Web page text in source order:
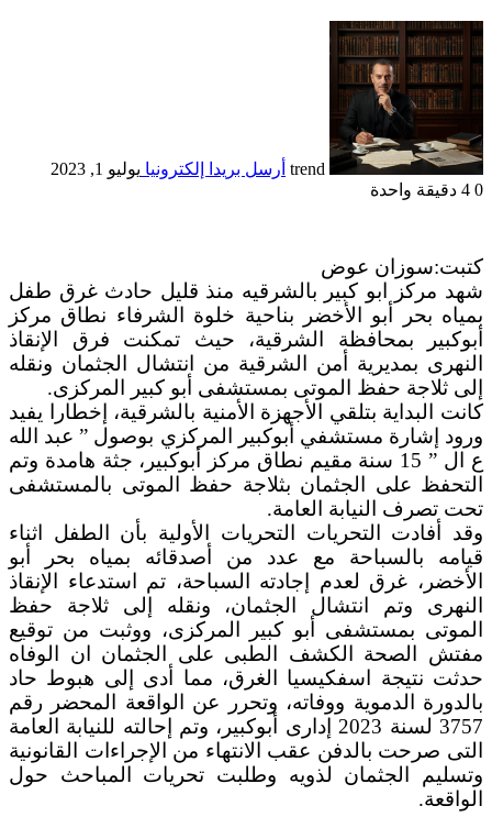
trend أرسل بريدا إلكترونيا يوليو 1, 2023
0
دقيقة واحدة
كتبت:سوزان عوض
شهد مركز ابو كبير بالشرقيه منذ قليل حادث غرق طفل
بمياه بحر أبو الأخضر بناحية خلوة الشرفاء نطاق مركز
أبوكبير بمحافظة الشرقية، حيث تمكنت فرق الإنقاذ
النهرى بمديرية أمن الشرقية من انتشال الجثمان ونقله
إلى ثلاجة حفظ الموتى بمستشفى أبو كبير المركزى.
كانت البداية بتلقي الأجهزة الأمنية بالشرقية، إخطارا يفيد
ورود إشارة مستشفي أبوكبير المركزي بوصول ” عبد الله
ع ال ” 15 سنة مقيم نطاق مركز أبوكبير، جثة هامدة وتم
التحفظ على الجثمان بثلاجة حفظ الموتى بالمستشفى
تحت تصرف النيابة العامة.
وقد أفادت التحريات التحريات الأولية بأن الطفل اثناء
قيامه بالسباحة مع عدد من أصدقائه بمياه بحر أبو
الأخضر، غرق لعدم إجادته السباحة، تم استدعاء الإنقاذ
النهرى وتم انتشال الجثمان، ونقله إلى ثلاجة حفظ
الموتى بمستشفى أبو كبير المركزى، ووثبت من توقيع
مفتش الصحة الكشف الطبى على الجثمان ان الوفاه
حدثت نتيجة اسفكيسيا الغرق، مما أدى إلى هبوط حاد
بالدورة الدموية ووفاته، وتحرر عن الواقعة المحضر رقم
3757 لسنة 2023 إدارى أبوكبير، وتم إحالته للنيابة العامة
التى صرحت بالدفن عقب الانتهاء من الإجراءات القانونية
وتسليم الجثمان لذويه وطلبت تحريات المباحث حول
الواقعة.